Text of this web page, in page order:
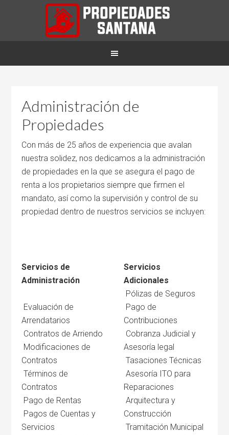
Administración de
Propiedades
Con más de 25 años de experiencia que avalan
nuestra solidez, nos dedicamos a la administración
de propiedades en la que se asegura el pago de
renta a los propietarios siempre que firmen el
mandato, así como la supervisión y control de su
propiedad dentro de nuestros servicios se incluyen:
Servicios de
Administración
Evaluación de
Arrendatarios
Contratos de Arriendo
Modificaciones de
Contratos
Términos de
Contratos
Pago de Rentas
Pagos de Cuentas y
Servicios
Servicios
Adicionales
Pólizas de Seguros
Pago de
Contribuciones
Cobranza Judicial y
Asesoría legal
Tasaciones Técnicas
Asesoría ITO para
Reparaciones
Arquitectura y
Construcción
Tramitación Municipal